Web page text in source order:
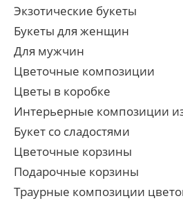
Экзотические букеты
Букеты для женщин
Для мужчин
Цветочные композиции
Цветы в коробке
Интерьерные композиции
Букет со сладостями
Цветочные корзины
Подарочные корзины
Траурные композиции